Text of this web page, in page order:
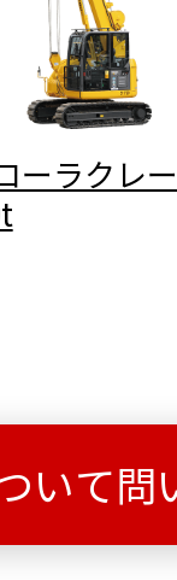
ーラクレ
いて問